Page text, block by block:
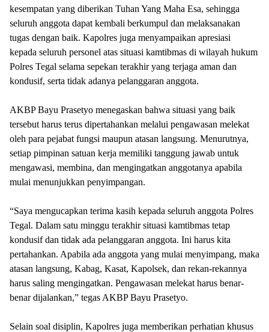
kesempatan yang diberikan Tuhan Yang Maha Esa, sehingga
seluruh anggota dapat kembali berkumpul dan melaksanakan
tugas dengan baik. Kapolres juga menyampaikan apresiasi
kepada seluruh personel atas situasi kamtibmas di wilayah hukum
Polres Tegal selama sepekan terakhir yang terjaga aman dan
kondusif, serta tidak adanya pelanggaran anggota.
AKBP Bayu Prasetyo menegaskan bahwa situasi yang baik
tersebut harus terus dipertahankan melalui pengawasan melekat
oleh para pejabat fungsi maupun atasan langsung. Menurutnya,
setiap pimpinan satuan kerja memiliki tanggung jawab untuk
mengawasi, membina, dan mengingatkan anggotanya apabila
mulai menunjukkan penyimpangan.
“Saya mengucapkan terima kasih kepada seluruh anggota Polres
Tegal. Dalam satu minggu terakhir situasi kamtibmas tetap
kondusif dan tidak ada pelanggaran anggota. Ini harus kita
pertahankan. Apabila ada anggota yang mulai menyimpang, maka
atasan langsung, Kabag, Kasat, Kapolsek, dan rekan-rekannya
harus saling mengingatkan. Pengawasan melekat harus benar-
benar dijalankan,” tegas AKBP Bayu Prasetyo.
Selain soal disiplin, Kapolres juga memberikan perhatian khusus